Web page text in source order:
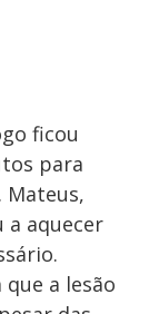
ficou
para
Mateus,
a aquecer
a lesão